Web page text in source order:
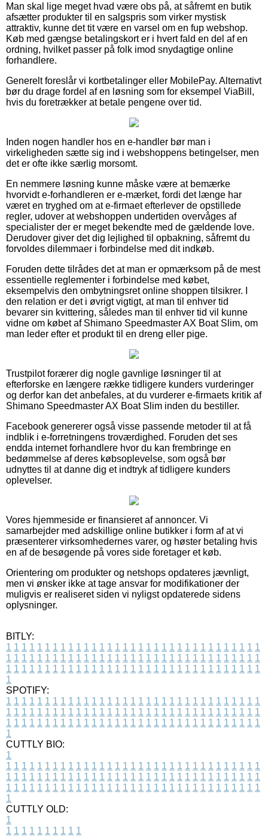
Man skal lige meget hvad være obs på, at såfremt en butik
afsætter produkter til en salgspris som virker mystisk
attraktiv, kunne det tit være en varsel om en fup webshop.
Køb med gængse betalingskort er i hvert fald en del af en
ordning, hvilket passer på folk imod snydagtige online
forhandlere.
Generelt foreslår vi kortbetalinger eller MobilePay. Alternativt
bør du drage fordel af en løsning som for eksempel ViaBill,
hvis du foretrækker at betale pengene over tid.
Inden nogen handler hos en e-handler bør man i
virkeligheden sætte sig ind i webshoppens betingelser, men
det er ofte ikke særlig morsomt.
En nemmere løsning kunne måske være at bemærke
hvorvidt e-forhandleren er e-mærket, fordi det længe har
været en tryghed om at e-firmaet efterlever de opstillede
regler, udover at webshoppen undertiden overvåges af
specialister der er meget bekendte med de gældende love.
Derudover giver det dig lejlighed til opbakning, såfremt du
forvoldes dilemmaer i forbindelse med dit indkøb.
Foruden dette tilrådes det at man er opmærksom på de mest
essentielle reglementer i forbindelse med købet,
eksempelvis den ombytningsret online shoppen tilsikrer. I
den relation er det i øvrigt vigtigt, at man til enhver tid
bevarer sin kvittering, således man til enhver tid vil kunne
vidne om købet af Shimano Speedmaster AX Boat Slim, om
man leder efter et produkt til en dreng eller pige.
Trustpilot forærer dig nogle gavnlige løsninger til at
efterforske en længere række tidligere kunders vurderinger
og derfor kan det anbefales, at du vurderer e-firmaets kritik af
Shimano Speedmaster AX Boat Slim inden du bestiller.
Facebook genererer også visse passende metoder til at få
indblik i e-forretningens troværdighed. Foruden det ses
endda internet forhandlere hvor du kan frembringe en
bedømmelse af deres købsoplevelse, som også bør
udnyttes til at danne dig et indtryk af tidligere kunders
oplevelser.
Vores hjemmeside er finansieret af annoncer. Vi
samarbejder med adskillige online butikker i form af at vi
præsenterer virksomhedernes varer, og høster betaling hvis
en af de besøgende på vores side foretager et køb.
Orientering om produkter og netshops opdateres jævnligt,
men vi ønsker ikke at tage ansvar for modifikationer der
muligvis er realiseret siden vi nyligst opdaterede sidens
oplysninger.
BITLY:
1 1 1 1 1 1 1 1 1 1 1 1 1 1 1 1 1 1 1 1 1 1 1 1 1 1 1 1 1 1 1 1 1
1 1 1 1 1 1 1 1 1 1 1 1 1 1 1 1 1 1 1 1 1 1 1 1 1 1 1 1 1 1 1 1 1
1 1 1 1 1 1 1 1 1 1 1 1 1 1 1 1 1 1 1 1 1 1 1 1 1 1 1 1 1 1 1 1 1
1
SPOTIFY:
1 1 1 1 1 1 1 1 1 1 1 1 1 1 1 1 1 1 1 1 1 1 1 1 1 1 1 1 1 1 1 1 1
1 1 1 1 1 1 1 1 1 1 1 1 1 1 1 1 1 1 1 1 1 1 1 1 1 1 1 1 1 1 1 1 1
1 1 1 1 1 1 1 1 1 1 1 1 1 1 1 1 1 1 1 1 1 1 1 1 1 1 1 1 1 1 1 1 1
1
CUTTLY BIO:
1
1 1 1 1 1 1 1 1 1 1 1 1 1 1 1 1 1 1 1 1 1 1 1 1 1 1 1 1 1 1 1 1 1
1 1 1 1 1 1 1 1 1 1 1 1 1 1 1 1 1 1 1 1 1 1 1 1 1 1 1 1 1 1 1 1 1
1 1 1 1 1 1 1 1 1 1 1 1 1 1 1 1 1 1 1 1 1 1 1 1 1 1 1 1 1 1 1 1 1
1
CUTTLY OLD:
1
1 1 1 1 1 1 1 1 1 1